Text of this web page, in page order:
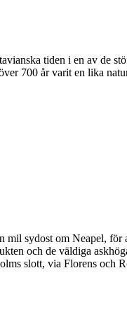
tiden i en av de
700 år varit en lika
sydost om Neapel,
och de väldiga
slott, via Florens och